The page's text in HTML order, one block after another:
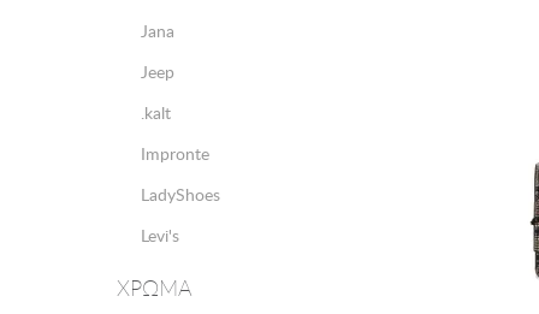
Jana
Jeep
.kalt
Impronte
LadyShoes
Levi's
Marco Tozzi
ΧΡΩΜΑ